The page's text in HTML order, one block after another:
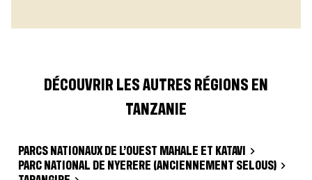
DÉCOUVRIR LES AUTRES RÉGIONS EN
TANZANIE
PARCS NATIONAUX DE L’OUEST MAHALE ET KATAVI
PARC NATIONAL DE NYERERE (ANCIENNEMENT SELOUS)